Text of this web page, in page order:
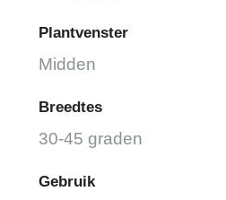
Plantvenster
Midden
Breedtes
30-45 graden
Gebruik